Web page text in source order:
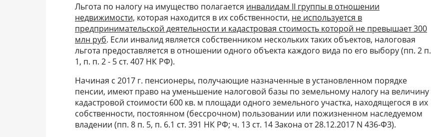
Льгота по налогу на имущество полагается инвалидам II группы в отношении
недвижимости, которая находится в их собственности, не используется в
предпринимательской деятельности и кадастровая стоимость которой не превышает 300
млн руб. Если инвалид является собственником нескольких таких объектов, налоговая
льгота предоставляется в отношении одного объекта каждого вида по его выбору (пп. 2 п.
1, п. п. 2 - 5 ст. 407 НК РФ).
Начиная с 2017 г. пенсионеры, получающие назначенные в установленном порядке
пенсии, имеют право на уменьшение налоговой базы по земельному налогу на величину
кадастровой стоимости 600 кв. м площади одного земельного участка, находящегося в их
собственности, постоянном (бессрочном) пользовании или пожизненном наследуемом
владении (пп. 8 п. 5, п. 6.1 ст. 391 НК РФ; ч. 13 ст. 14 Закона от 28.12.2017 N 436-ФЗ).